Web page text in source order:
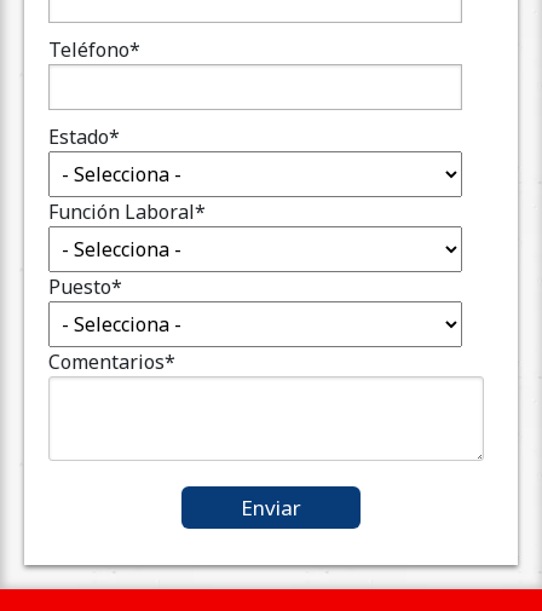
Teléfono*
Estado*
Función Laboral*
Puesto*
Comentarios*